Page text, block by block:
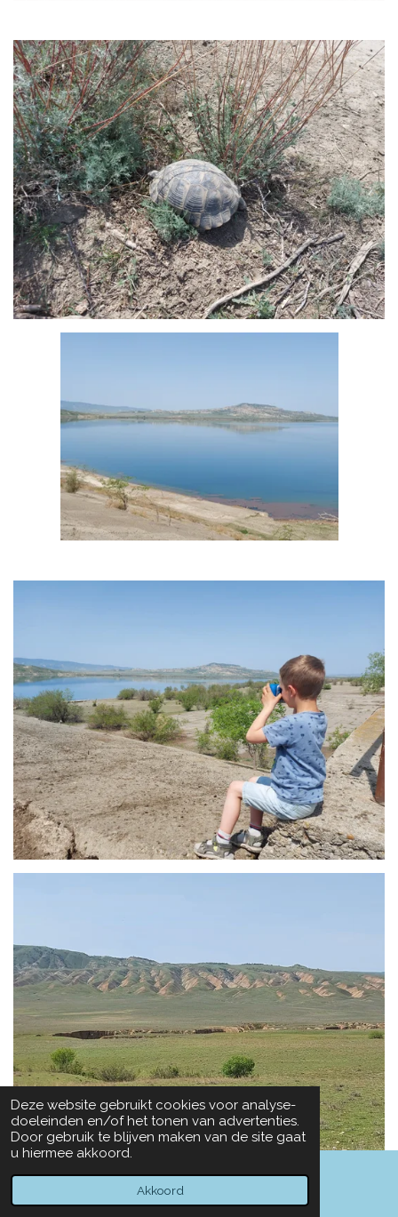
Deze website gebruikt cookies voor analyse-
doeleinden en/of het tonen van advertenties.
Door gebruik te blijven maken van de site gaat
u hiermee akkoord.
Akkoord
E-mailadres